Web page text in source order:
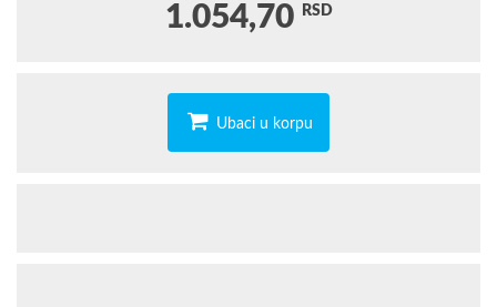
1.054,70 RSD
Ubaci u korpu